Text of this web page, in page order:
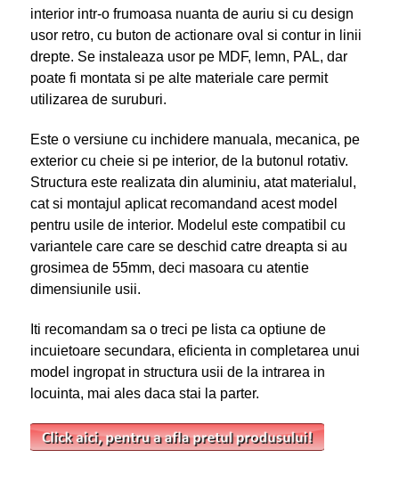
interior intr-o frumoasa nuanta de auriu si cu design
usor retro, cu buton de actionare oval si contur in linii
drepte. Se instaleaza usor pe MDF, lemn, PAL, dar
poate fi montata si pe alte materiale care permit
utilizarea de suruburi.
Este o versiune cu inchidere manuala, mecanica, pe
exterior cu cheie si pe interior, de la butonul rotativ.
Structura este realizata din aluminiu, atat materialul,
cat si montajul aplicat recomandand acest model
pentru usile de interior. Modelul este compatibil cu
variantele care care se deschid catre dreapta si au
grosimea de 55mm, deci masoara cu atentie
dimensiunile usii.
Iti recomandam sa o treci pe lista ca optiune de
incuietoare secundara, eficienta in completarea unui
model ingropat in structura usii de la intrarea in
locuinta, mai ales daca stai la parter.